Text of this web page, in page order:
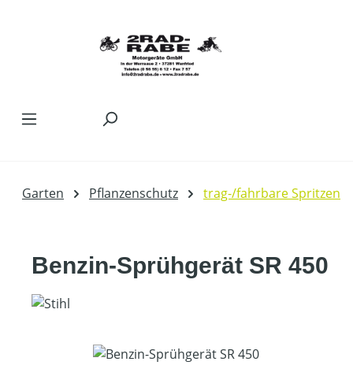
Garten Pflanzenschutz trag-/fahrbare Spritzen
Benzin-Sprühgerät SR 450
Bildergalerie überspringen